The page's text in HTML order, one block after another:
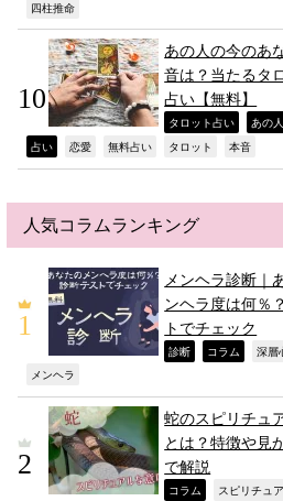
四柱推命
あの人の今のあ
音は？当たるタ
占い【無料】
タロット占い あの
占い 恋愛 無料占い タロット 本音
人気コラムランキング
メンヘラ診断｜
ンヘラ度は何％
トでチェック
診断 コラム 深層
メンヘラ
蛇のスピリチュ
とは？特徴や見
で解説
コラム スピリチュ